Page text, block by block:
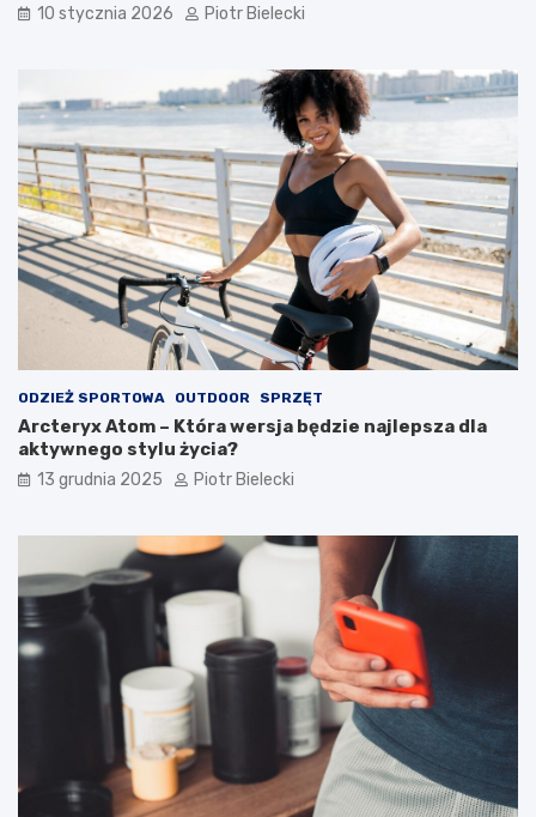
10 stycznia 2026 Piotr Bielecki
ODZIEŻ SPORTOWA OUTDOOR SPRZĘT
Arcteryx Atom – Która wersja będzie najlepsza dla
aktywnego stylu życia?
13 grudnia 2025 Piotr Bielecki